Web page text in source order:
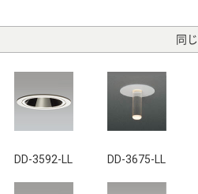
同
DD-3592-LL DD-3675-LL